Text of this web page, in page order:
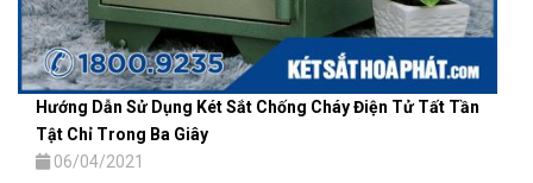
Hướng Dẫn Sử Dụng Két Sắt Chống Cháy Điện Tử Tất Tần
Tật Chỉ Trong Ba Giây
06/04/2021